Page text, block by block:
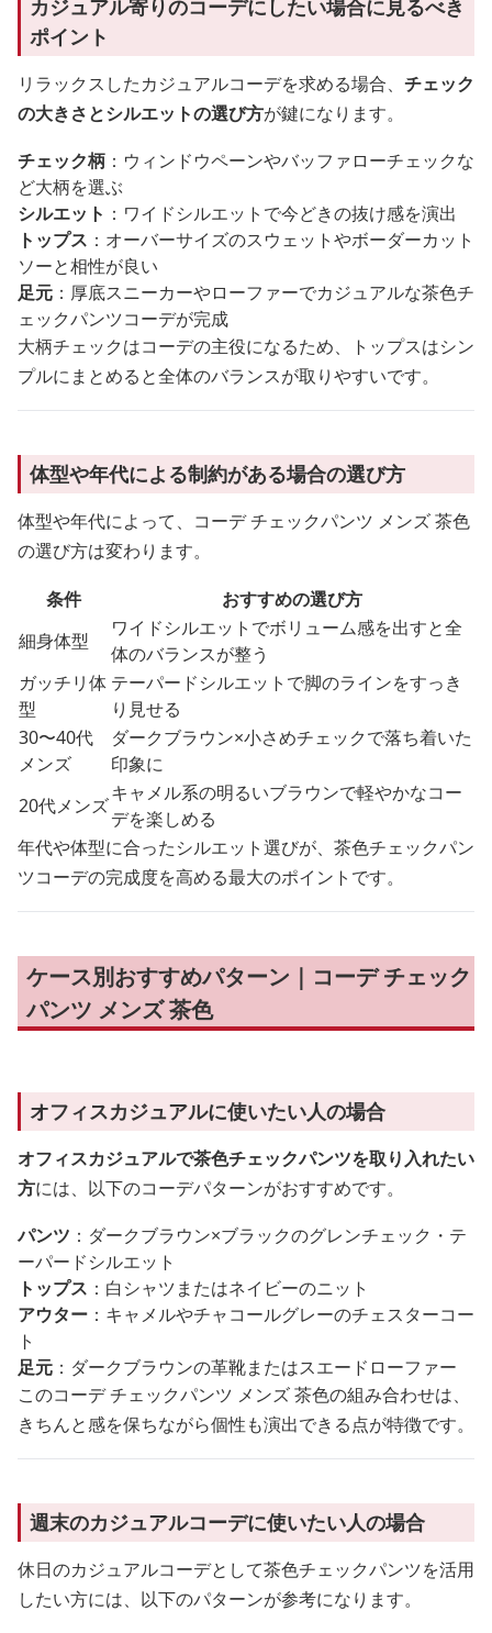
カジュアル寄りのコーデにしたい場合に見るべき
ポイント
リラックスしたカジュアルコーデを求める場合、 チェック
の大きさとシルエットの選び方が鍵になります。
チェック柄 ：ウィンドウペーンやバッファローチェックな
ど大柄を選ぶ
シルエット ：ワイドシルエットで今どきの抜け感を演出
トップス ：オーバーサイズのスウェットやボーダーカット
ソーと相性が良い
足元 ：厚底スニーカーやローファーでカジュアルな茶色チ
ェックパンツコーデが完成
大柄チェックはコーデの主役になるため、トップスはシン
プルにまとめると全体のバランスが取りやすいです。
体型や年代による制約がある場合の選び方
体型や年代によって、コーデ チェックパンツ メンズ 茶色
の選び方は変わります。
条件
おすすめの選び方
細身体型
ワイドシルエットでボリューム感を出すと全
体のバランスが整う
ガッチリ体
型
テーパードシルエットで脚のラインをすっき
り見せる
30〜40代
メンズ
ダークブラウン×小さめチェックで落ち着いた
印象に
20代メンズ
キャメル系の明るいブラウンで軽やかなコー
デを楽しめる
年代や体型に合ったシルエット選びが、茶色チェックパン
ツコーデの完成度を高める最大のポイントです。
ケース別おすすめパターン｜コーデ チェック
パンツ メンズ 茶色
オフィスカジュアルに使いたい人の場合
オフィスカジュアルで茶色チェックパンツを取り入れたい
方には、以下のコーデパターンがおすすめです。
パンツ ：ダークブラウン×ブラックのグレンチェック・テ
ーパードシルエット
トップス ：白シャツまたはネイビーのニット
アウター ：キャメルやチャコールグレーのチェスターコー
ト
足元 ：ダークブラウンの革靴またはスエードローファー
このコーデ チェックパンツ メンズ 茶色の組み合わせは、
きちんと感を保ちながら個性も演出できる点が特徴です。
週末のカジュアルコーデに使いたい人の場合
休日のカジュアルコーデとして茶色チェックパンツを活用
したい方には、以下のパターンが参考になります。